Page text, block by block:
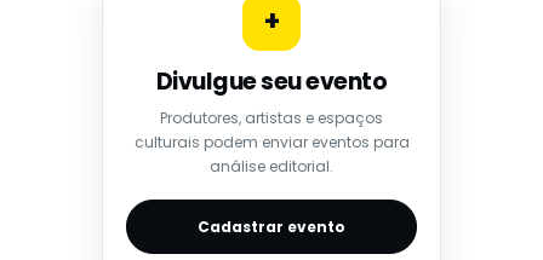
+
Divulgue seu evento
Produtores, artistas e espaços
culturais podem enviar eventos para
análise editorial.
Cadastrar evento